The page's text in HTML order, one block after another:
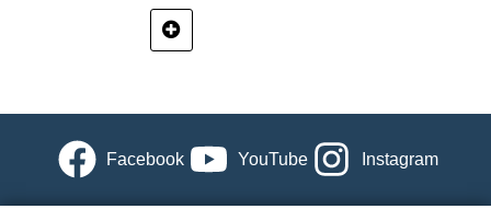
Facebook YouTube Instagram